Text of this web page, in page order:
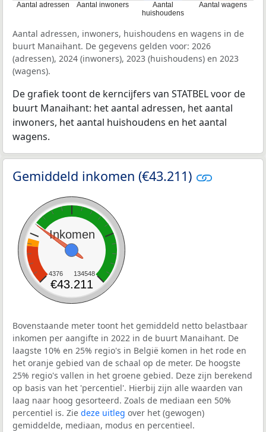
Aantal adressen Aantal inwoners
Aantal
huishoudens
Aantal wagens
Aantal adressen, inwoners, huishoudens en wagens in de
buurt Manaihant. De gegevens gelden voor: 2026
(adressen), 2024 (inwoners), 2023 (huishoudens) en 2023
(wagens).
De grafiek toont de kerncijfers van STATBEL voor de
buurt Manaihant: het aantal adressen, het aantal
inwoners, het aantal huishoudens en het aantal
wagens.
Gemiddeld inkomen (€43.211)
Inkomen
4376 134548
€43.211
Bovenstaande meter toont het gemiddeld netto belastbaar
inkomen per aangifte in 2022 in de buurt Manaihant. De
laagste 10% en 25% regio's in België komen in het rode en
het oranje gebied van de schaal op de meter. De hoogste
25% regio's vallen in het groene gebied. Deze zijn berekend
op basis van het 'percentiel'. Hierbij zijn alle waarden van
laag naar hoog gesorteerd. Zoals de mediaan een 50%
percentiel is. Zie deze uitleg over het (gewogen)
gemiddelde, mediaan, modus en percentieel.